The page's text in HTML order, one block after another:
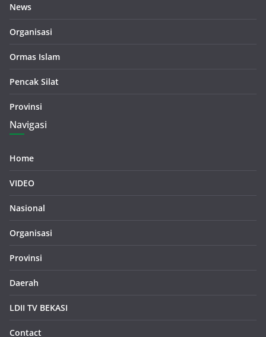
News
Organisasi
Ormas Islam
Pencak Silat
Provinsi
Navigasi
Home
VIDEO
Nasional
Organisasi
Provinsi
Daerah
LDII TV BEKASI
Contact